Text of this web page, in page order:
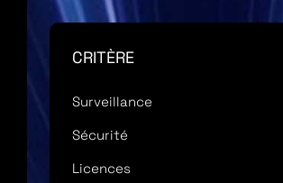
CRITÈRE
Surveillance
Sécurité
Licences